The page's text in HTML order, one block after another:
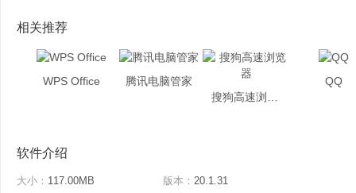
相关推荐
WPS Office
腾讯电脑管家
QQ
软件介绍
大小： 117.00MB 版本： 20.1.31